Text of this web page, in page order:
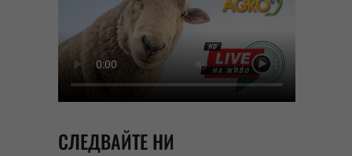
СЛЕДВАЙТЕ НИ